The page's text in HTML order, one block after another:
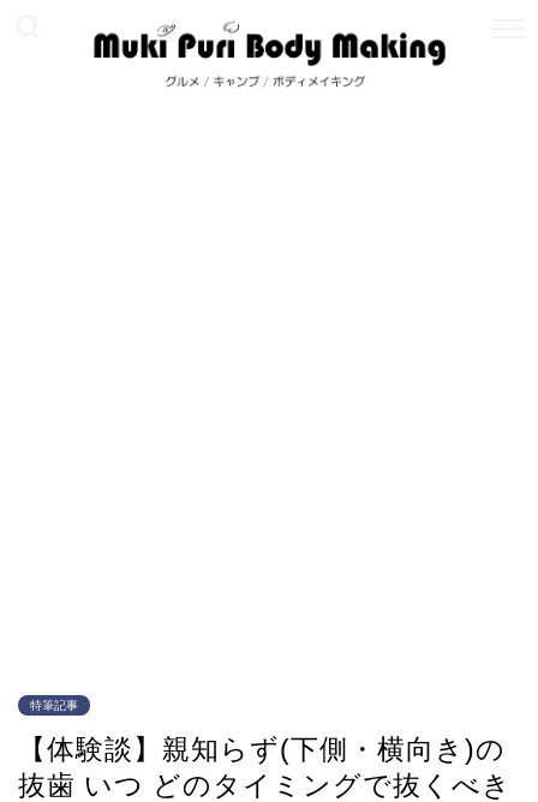
特筆記事
【体験談】親知らず(下側・横向き)の
抜歯 いつ どのタイミングで抜くべき